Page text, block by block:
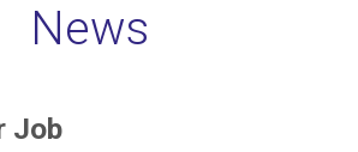
News
Job